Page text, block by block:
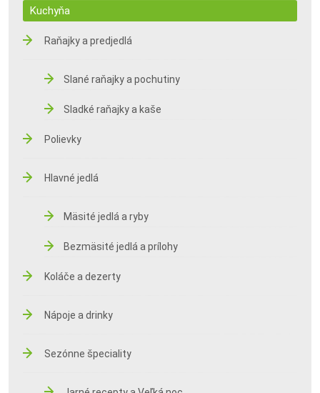
Kuchyňa
Raňajky a predjedlá
Slané raňajky a pochutiny
Sladké raňajky a kaše
Polievky
Hlavné jedlá
Mäsité jedlá a ryby
Bezmäsité jedlá a prílohy
Koláče a dezerty
Nápoje a drinky
Sezónne špeciality